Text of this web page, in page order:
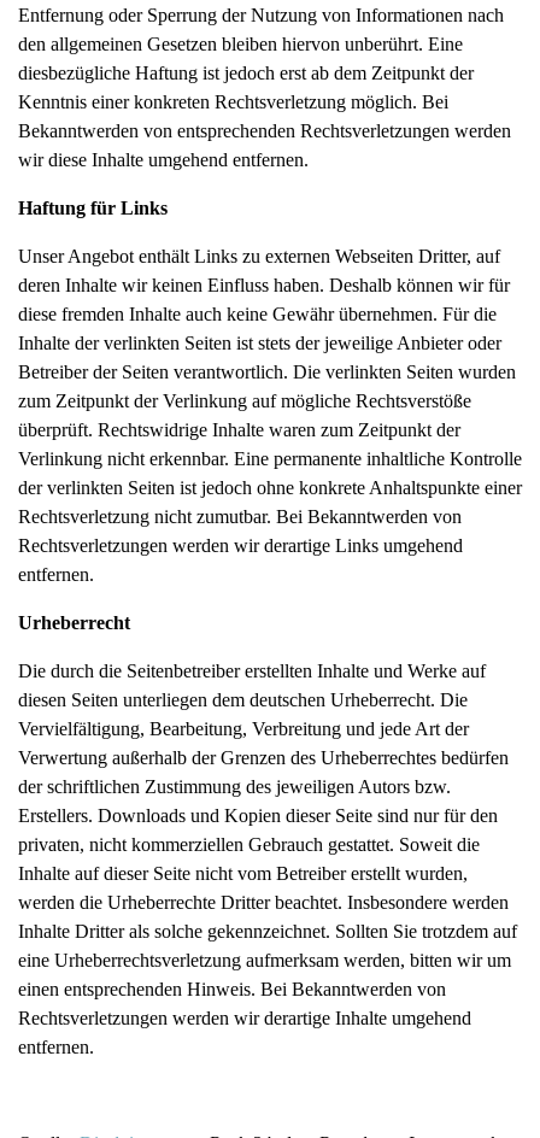
Entfernung oder Sperrung der Nutzung von Informationen nach
den allgemeinen Gesetzen bleiben hiervon unberührt. Eine
diesbezügliche Haftung ist jedoch erst ab dem Zeitpunkt der
Kenntnis einer konkreten Rechtsverletzung möglich. Bei
Bekanntwerden von entsprechenden Rechtsverletzungen werden
wir diese Inhalte umgehend entfernen.
Haftung für Links
Unser Angebot enthält Links zu externen Webseiten Dritter, auf
deren Inhalte wir keinen Einfluss haben. Deshalb können wir für
diese fremden Inhalte auch keine Gewähr übernehmen. Für die
Inhalte der verlinkten Seiten ist stets der jeweilige Anbieter oder
Betreiber der Seiten verantwortlich. Die verlinkten Seiten wurden
zum Zeitpunkt der Verlinkung auf mögliche Rechtsverstöße
überprüft. Rechtswidrige Inhalte waren zum Zeitpunkt der
Verlinkung nicht erkennbar. Eine permanente inhaltliche Kontrolle
der verlinkten Seiten ist jedoch ohne konkrete Anhaltspunkte einer
Rechtsverletzung nicht zumutbar. Bei Bekanntwerden von
Rechtsverletzungen werden wir derartige Links umgehend
entfernen.
Urheberrecht
Die durch die Seitenbetreiber erstellten Inhalte und Werke auf
diesen Seiten unterliegen dem deutschen Urheberrecht. Die
Vervielfältigung, Bearbeitung, Verbreitung und jede Art der
Verwertung außerhalb der Grenzen des Urheberrechtes bedürfen
der schriftlichen Zustimmung des jeweiligen Autors bzw.
Erstellers. Downloads und Kopien dieser Seite sind nur für den
privaten, nicht kommerziellen Gebrauch gestattet. Soweit die
Inhalte auf dieser Seite nicht vom Betreiber erstellt wurden,
werden die Urheberrechte Dritter beachtet. Insbesondere werden
Inhalte Dritter als solche gekennzeichnet. Sollten Sie trotzdem auf
eine Urheberrechtsverletzung aufmerksam werden, bitten wir um
einen entsprechenden Hinweis. Bei Bekanntwerden von
Rechtsverletzungen werden wir derartige Inhalte umgehend
entfernen.